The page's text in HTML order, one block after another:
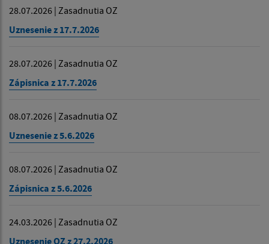
28.07.2026 | Zasadnutia OZ
Uznesenie z 17.7.2026
28.07.2026 | Zasadnutia OZ
Zápisnica z 17.7.2026
08.07.2026 | Zasadnutia OZ
Uznesenie z 5.6.2026
08.07.2026 | Zasadnutia OZ
Zápisnica z 5.6.2026
24.03.2026 | Zasadnutia OZ
Uznesenie OZ z 27.2.2026